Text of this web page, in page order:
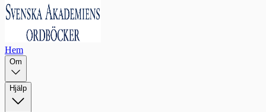
Hem
Om
Hjälp